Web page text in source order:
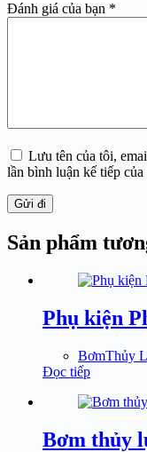
Đánh giá của bạn *
Lưu tên của tôi,
lần bình luận kế tiếp của
Gửi đi
Sản phẩm
Phụ kiện
BơmThủy
Đọc tiếp
Bơm thủy